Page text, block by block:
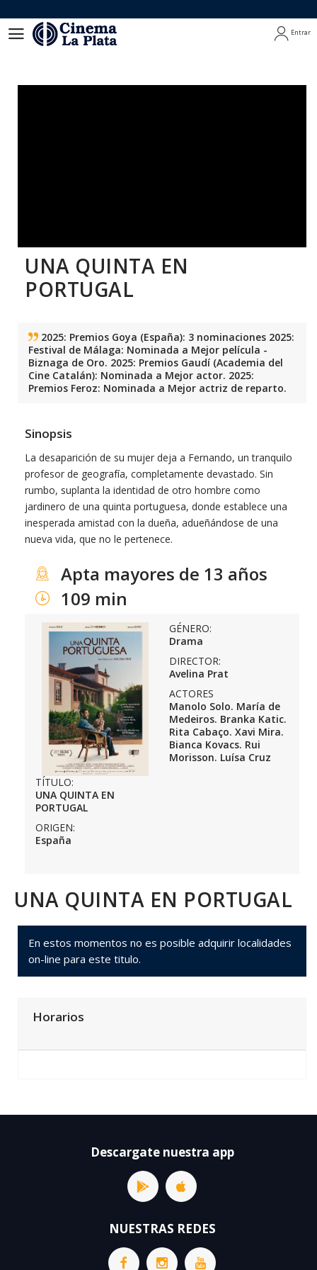
Entrar
UNA QUINTA EN
PORTUGAL
2025: Premios Goya (España): 3 nominaciones 2025:
Festival de Málaga: Nominada a Mejor película -
Biznaga de Oro. 2025: Premios Gaudí (Academia del
Cine Catalán): Nominada a Mejor actor. 2025:
Premios Feroz: Nominada a Mejor actriz de reparto.
Sinopsis
La desaparición de su mujer deja a Fernando, un tranquilo
profesor de geografía, completamente devastado. Sin
rumbo, suplanta la identidad de otro hombre como
jardinero de una quinta portuguesa, donde establece una
inesperada amistad con la dueña, adueñándose de una
nueva vida, que no le pertenece.
Apta mayores de 13 años
109 min
TÍTULO:
UNA QUINTA EN
PORTUGAL
ORIGEN:
España
GÉNERO:
Drama
DIRECTOR:
Avelina Prat
ACTORES
Manolo Solo. María de
Medeiros. Branka Katic.
Rita Cabaço. Xavi Mira.
Bianca Kovacs. Rui
Morisson. Luísa Cruz
UNA QUINTA EN PORTUGAL
En estos momentos no es posible adquirir localidades
on-line para este titulo.
Horarios
Descargate nuestra app
NUESTRAS REDES